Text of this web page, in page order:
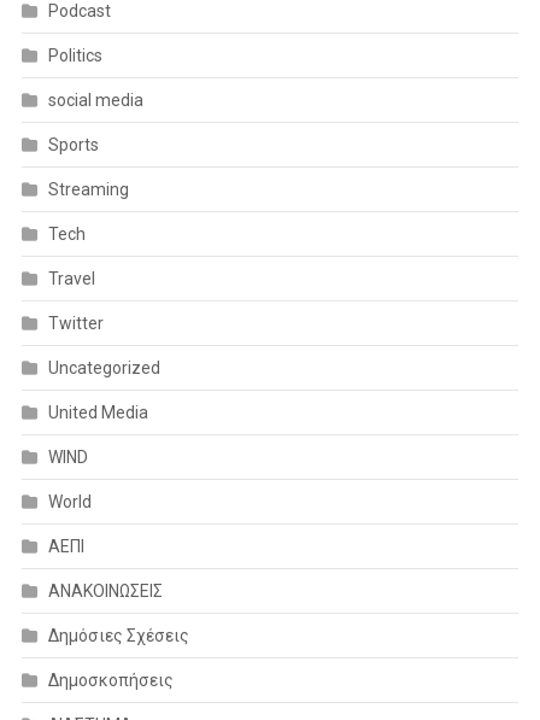
Podcast
Politics
social media
Sports
Streaming
Tech
Travel
Twitter
Uncategorized
United Media
WIND
World
ΑΕΠΙ
ΑΝΑΚΟΙΝΩΣΕΙΣ
Δημόσιες Σχέσεις
Δημοσκοπήσεις